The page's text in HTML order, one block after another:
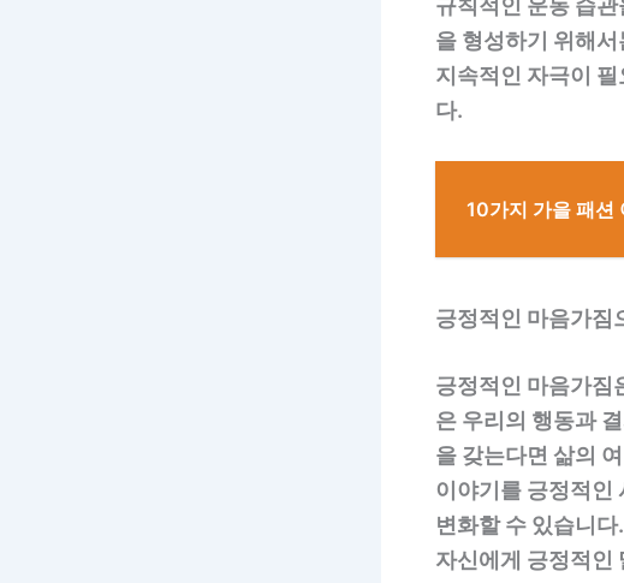
을 형성하기 위해
지속적인 자극이
다.
10가지 가을 패션
긍정적인 마음가짐
긍정적인 마음가짐
은 우리의 행동과
을 갖는다면 삶의
이야기를 긍정적인
변화할 수 있습니
자신에게 긍정적인